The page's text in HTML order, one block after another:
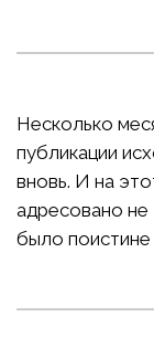
Несколько
публикации
вновь. И на
адресовано не
было поистине